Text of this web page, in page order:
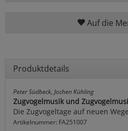
Auf die
Produktdetails
Peter Südbeck, Jochen Kühling
Zugvogelmusik und
Die Zugvogeltage auf neuen
Artikelnummer: FA251007